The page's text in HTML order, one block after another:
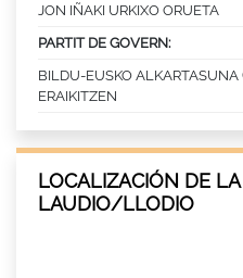
JON IÑAKI URKIXO ORUETA
PARTIT DE GOVERN:
BILDU-EUSKO
ERAIKITZEN
LOCALIZACIÓN DE
LAUDIO/LLODIO